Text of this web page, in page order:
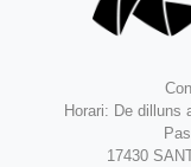
Horari: De dilluns
17430